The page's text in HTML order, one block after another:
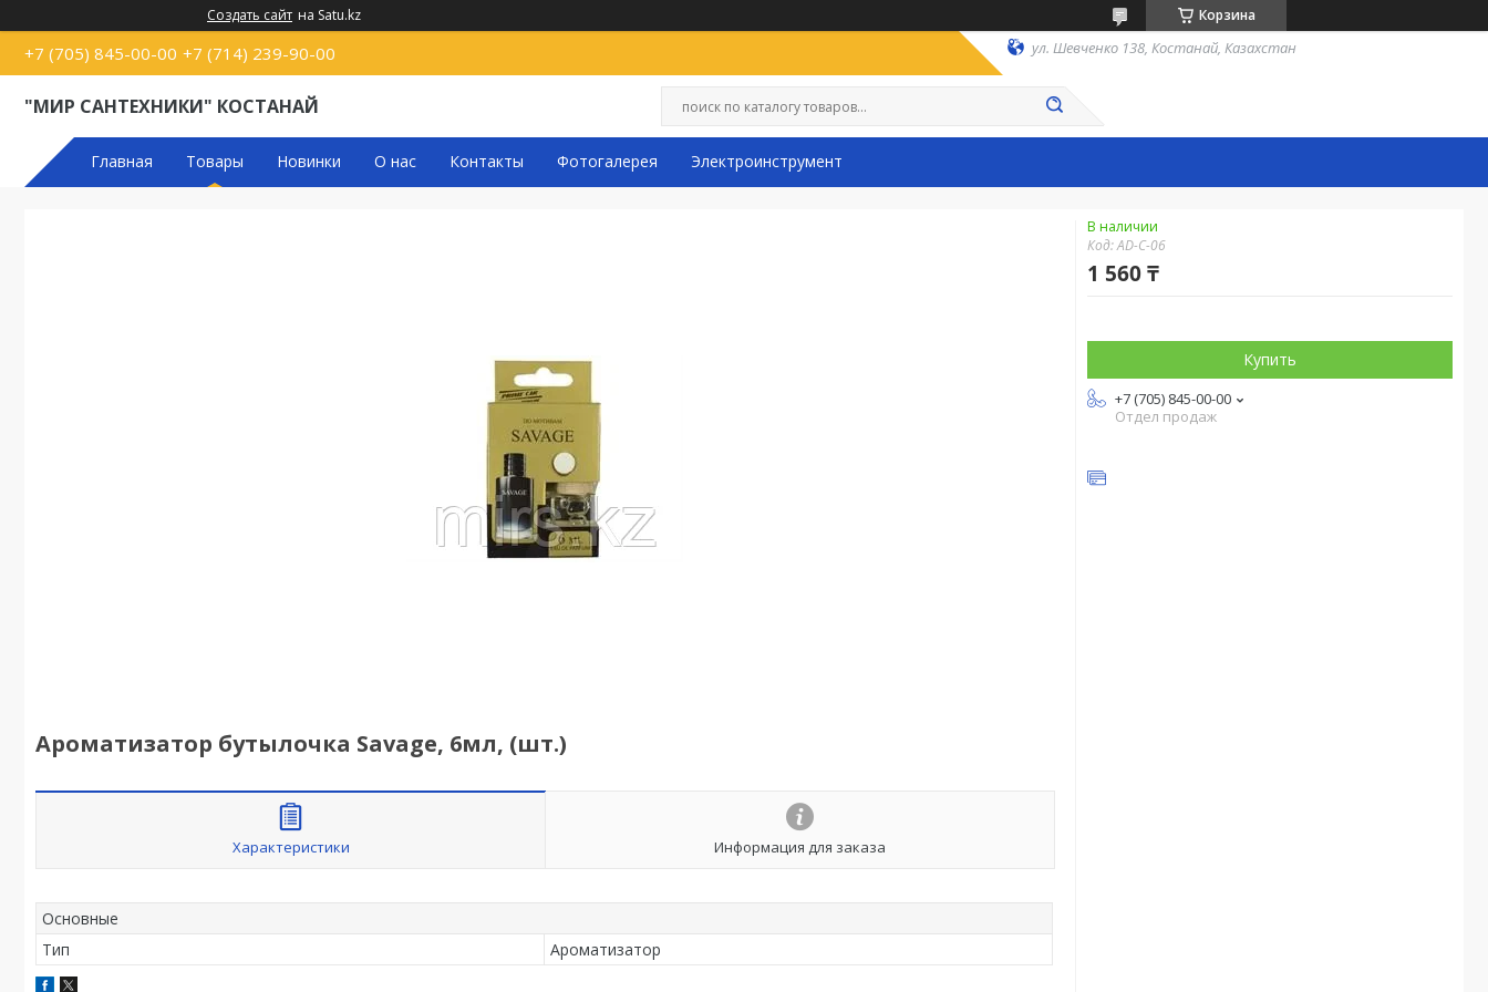
Создать сайт на Satu.kz Корзина
+7 (705) 845-00-00 +7 (714) 239-90-00 ул. Шевченко 138, Костанай, Казахстан
"МИР САНТЕХНИКИ" КОСТАНАЙ
Главная Товары Новинки О нас Контакты Фотогалерея Электроинструмент
Ароматизатор бутылочка Savage, 6мл, (шт.)
Характеристики Информация для заказа
Основные
Тип
Ароматизатор
В наличии
Код:AD-C-06
1 560 ₸
Купить
+7 (705) 845-00-00
Отдел продаж